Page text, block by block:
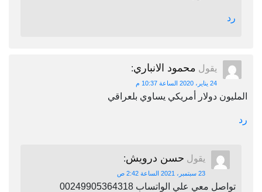
رد
يقول محمود الانباري:
24 يناير، 2020 الساعة 10:37 م
المليون دولار أمريكي يساوي بلعراقي
رد
يقول حسن درويش:
23 سبتمبر، 2021 الساعة 2:42 ص
تواصل معي علي الواتساب 00249905364318